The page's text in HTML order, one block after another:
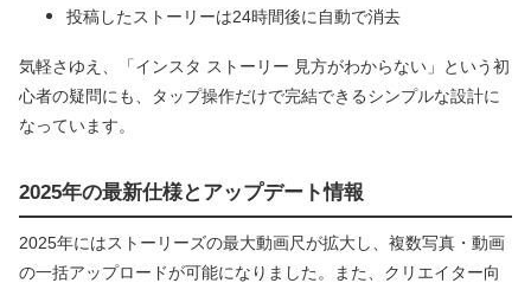
投稿したストーリーは24時間後に自動で消去
気軽さゆえ、「インスタ ストーリー 見方がわからない」という初
心者の疑問にも、タップ操作だけで完結できるシンプルな設計に
なっています。
2025年の最新仕様とアップデート情報
2025年にはストーリーズの最大動画尺が拡大し、複数写真・動画
の一括アップロードが可能になりました。また、クリエイター向